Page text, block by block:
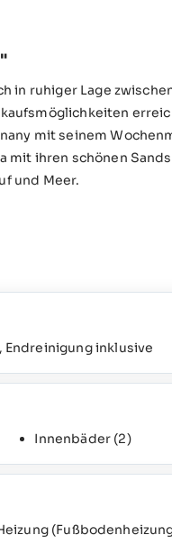
in ruhiger Lage
mit seinem
mit ihren schönen
und Meer.
inklusive
Innenbäder (2)